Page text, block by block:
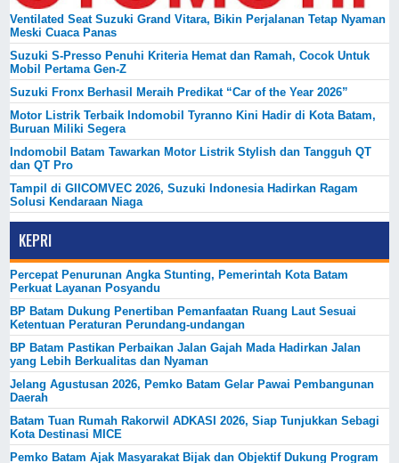
Ventilated Seat Suzuki Grand Vitara, Bikin Perjalanan Tetap Nyaman
Meski Cuaca Panas
Suzuki S-Presso Penuhi Kriteria Hemat dan Ramah, Cocok Untuk
Mobil Pertama Gen-Z
Suzuki Fronx Berhasil Meraih Predikat “Car of the Year 2026”
Motor Listrik Terbaik Indomobil Tyranno Kini Hadir di Kota Batam,
Buruan Miliki Segera
Indomobil Batam Tawarkan Motor Listrik Stylish dan Tangguh QT
dan QT Pro
Tampil di GIICOMVEC 2026, Suzuki Indonesia Hadirkan Ragam
Solusi Kendaraan Niaga
KEPRI
Percepat Penurunan Angka Stunting, Pemerintah Kota Batam
Perkuat Layanan Posyandu
BP Batam Dukung Penertiban Pemanfaatan Ruang Laut Sesuai
Ketentuan Peraturan Perundang-undangan
BP Batam Pastikan Perbaikan Jalan Gajah Mada Hadirkan Jalan
yang Lebih Berkualitas dan Nyaman
Jelang Agustusan 2026, Pemko Batam Gelar Pawai Pembangunan
Daerah
Batam Tuan Rumah Rakorwil ADKASI 2026, Siap Tunjukkan Sebagi
Kota Destinasi MICE
Pemko Batam Ajak Masyarakat Bijak dan Objektif Dukung Program